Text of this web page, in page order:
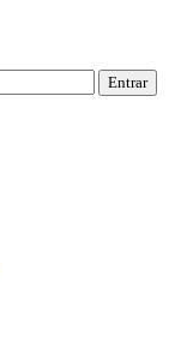
Entrar